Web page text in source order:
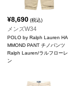
¥8,690 (税込)
メンズW34
POLO by Ralph Lauren HA
MMOND PANT チノパンツ
Ralph Lauren/ラルフローレ
ン